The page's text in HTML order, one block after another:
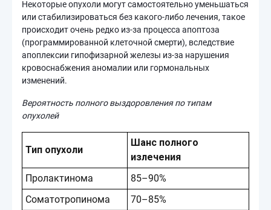
Некоторые опухоли могут самостоятельно уменьшаться
или стабилизироваться без какого-либо лечения, такое
происходит очень редко из-за процесса апоптоза
(программированной клеточной смерти), вследствие
апоплексии гипофизарной железы из-за нарушения
кровоснабжения аномалии или гормональных
изменений.
Вероятность полного выздоровления по типам
опухолей
Тип опухоли
Шанс полного
излечения
Пролактинома
85–90%
Соматотропинома
70–85%